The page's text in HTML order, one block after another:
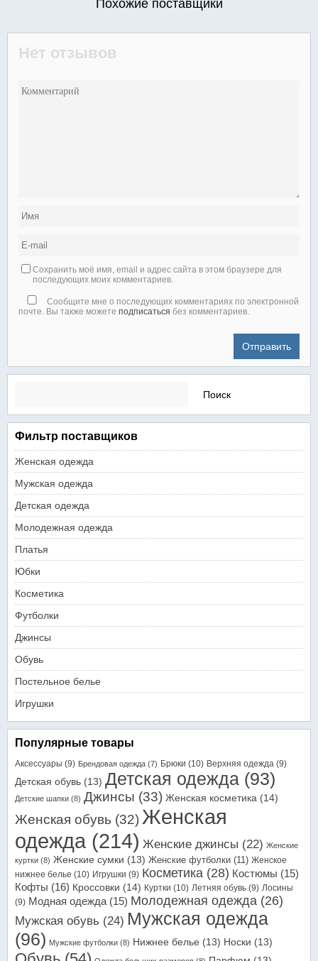
Похожие поставщики
Нет отзывов
Сохранить моё имя, email и адрес сайта в этом браузере для
последующих моих комментариев.
Сообщите мне о последующих комментариях по электронной
почте. Вы также можете подписаться без комментариев.
Найти:
Фильтр поставщиков
Женская одежда
Мужская одежда
Детская одежда
Молодежная одежда
Платья
Юбки
Косметика
Футболки
Джинсы
Обувь
Постельное белье
Игрушки
Популярные товары
Аксессуары (9) Брендовая одежда (7) Брюки (10) Верхняя одежда (9)
Детская обувь (13) Детская одежда (93)
Детские шапки (8) Джинсы (33) Женская косметика (14)
Женская обувь (32) Женская
одежда (214) Женские джинсы (22) Женские
куртки (8) Женские сумки (13) Женские футболки (11) Женское
нижнее белье (10) Игрушки (9) Косметика (28) Костюмы (15)
Кофты (16) Кроссовки (14) Куртки (10) Летняя обувь (9) Лосины
(9) Модная одежда (15) Молодежная одежда (26)
Мужская обувь (24) Мужская одежда
(96) Мужские футболки (8) Нижнее белье (13) Носки (13)